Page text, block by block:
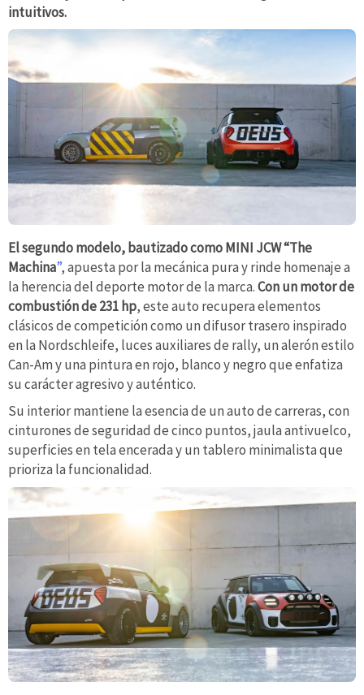
intuitivos.
El segundo modelo, bautizado como MINI JCW “The
Machina”, apuesta por la mecánica pura y rinde homenaje a
la herencia del deporte motor de la marca.Con un motor de
combustión de 231 hp, este auto recupera elementos
clásicos de competición como un difusor trasero inspirado
en la Nordschleife, luces auxiliares de rally, un alerón estilo
Can-Am y una pintura en rojo, blanco y negro que enfatiza
su carácter agresivo y auténtico.
Su interior mantiene la esencia de un auto de carreras, con
cinturones de seguridad de cinco puntos, jaula antivuelco,
superficies en tela encerada y un tablero minimalista que
prioriza la funcionalidad.